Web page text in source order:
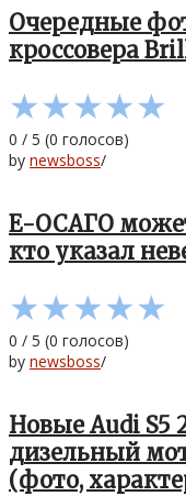
Очередные
кроссовера
★★★★★
0 / 5 (0 голосов)
by newsboss/
Е-ОСАГО
кто указал
★★★★★
0 / 5 (0 голосов)
by newsboss/
Новые Audi S5
дизельный
(фото,